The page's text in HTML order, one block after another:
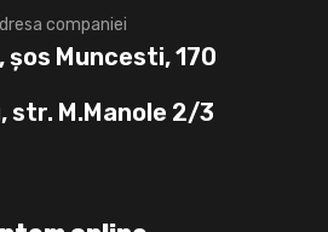
companiei
șos Muncesti, 170
str. M.Manole 2/3